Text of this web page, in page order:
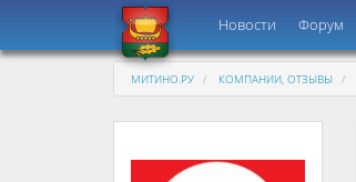
Новости Форум
МИТИНО.РУ КОМПАНИИ, ОТЗЫВЫ